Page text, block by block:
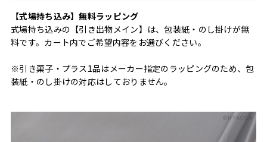
【式場持ち込み】無料ラッピング
式場持ち込みの【引き出物メイン】は、包装紙・のし掛けが無
料です。カート内でご希望内容をお選びください。
※引き菓子・プラス1品はメーカー指定のラッピングのため、包
装紙・のし掛けの対応はしておりません。